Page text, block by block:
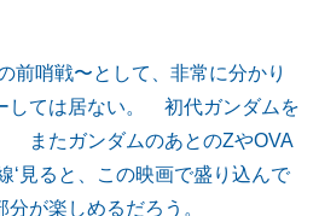
前哨戦〜として、非常に分かり
しては居ない。 初代ガンダムを
またガンダムのあとのZやOVA
‘見ると、この映画で盛り込んで
が楽しめるだろう。